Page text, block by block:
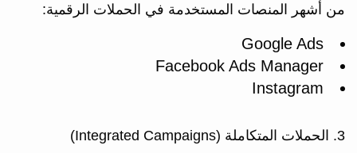
من أشهر المنصات المستخدمة في الحملات الرقمية:
Google Ads
Facebook Ads Manager
Instagram
3. الحملات المتكاملة (Integrated Campaigns)